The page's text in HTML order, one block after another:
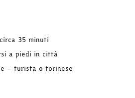
35 minuti
a piedi in città
– turista o torinese